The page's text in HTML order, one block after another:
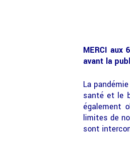
MERCI aux
avant la
La
santé et le
également
limites de
sont